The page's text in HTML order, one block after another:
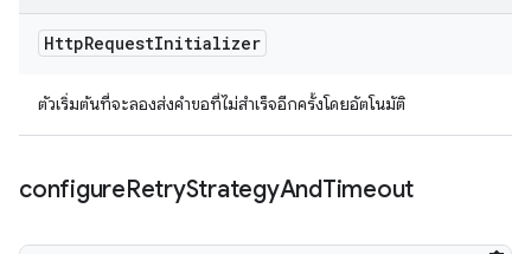
HttpRequestInitializer
ตัวเริ่มต้นที่จะลองส่งคำขอที่ไม่สำเร็จอีกครั้งโดยอัตโนมัติ
configureRetryStrategyAndTimeout